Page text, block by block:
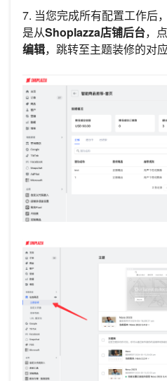
7. 当您完成所有配置工作后
是从Shoplazza店铺后台，
编辑，跳转至主题装修的对